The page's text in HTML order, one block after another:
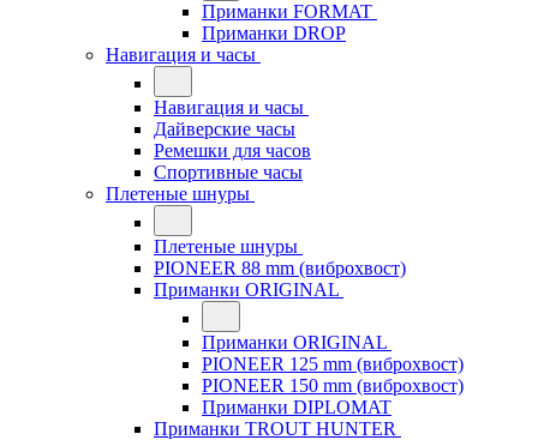
Приманки FORMAT
Приманки DROP
Навигация и часы
Навигация и часы
Дайверские часы
Ремешки для часов
Спортивные часы
Плетеные шнуры
Плетеные шнуры
PIONEER 88 mm (виброхвост)
Приманки ORIGINAL
Приманки ORIGINAL
PIONEER 125 mm (виброхвост)
PIONEER 150 mm (виброхвост)
Приманки DIPLOMAT
Приманки TROUT HUNTER